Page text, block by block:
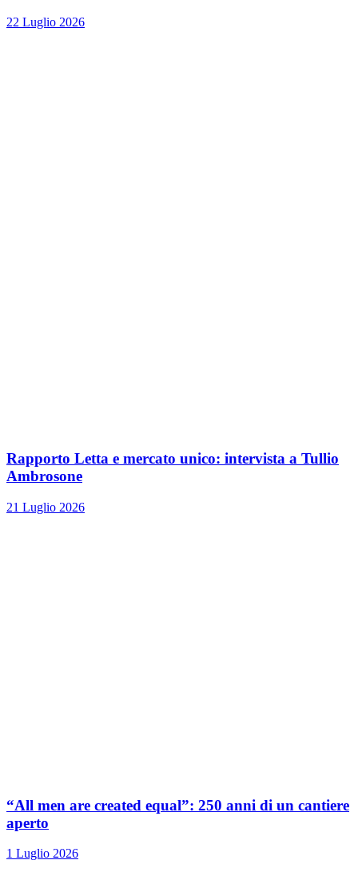
22 Luglio 2026
Rapporto Letta e mercato unico: intervista a Tullio
Ambrosone
21 Luglio 2026
“All men are created equal”: 250 anni di un cantiere
aperto
1 Luglio 2026